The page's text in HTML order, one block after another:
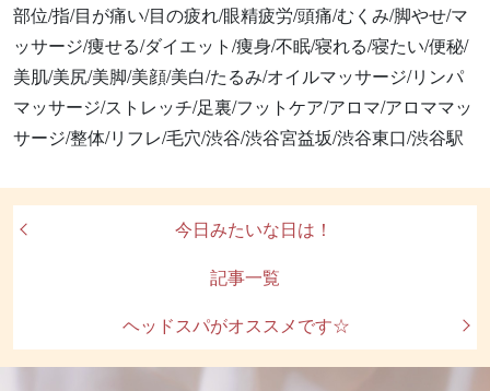
部位/指/目が痛い/目の疲れ/眼精疲労/頭痛/むくみ/脚やせ/マ
ッサージ/痩せる/ダイエット/痩身/不眠/寝れる/寝たい/便秘/
美肌/美尻/美脚/美顔/美白/たるみ/オイルマッサージ/リンパ
マッサージ/ストレッチ/足裏/フットケア/アロマ/アロママッ
サージ/整体/リフレ/毛穴/渋谷/渋谷宮益坂/渋谷東口/渋谷駅
今日みたいな日は！
記事一覧
ヘッドスパがオススメです☆